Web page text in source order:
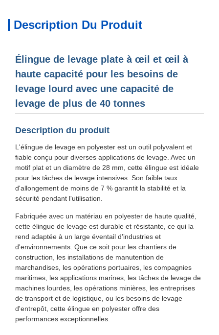
Description Du Produit
Élingue de levage plate à œil et œil à
haute capacité pour les besoins de
levage lourd avec une capacité de
levage de plus de 40 tonnes
Description du produit
L'élingue de levage en polyester est un outil polyvalent et
fiable conçu pour diverses applications de levage. Avec un
motif plat et un diamètre de 28 mm, cette élingue est idéale
pour les tâches de levage intensives. Son faible taux
d'allongement de moins de 7 % garantit la stabilité et la
sécurité pendant l'utilisation.
Fabriquée avec un matériau en polyester de haute qualité,
cette élingue de levage est durable et résistante, ce qui la
rend adaptée à un large éventail d'industries et
d'environnements. Que ce soit pour les chantiers de
construction, les installations de manutention de
marchandises, les opérations portuaires, les compagnies
maritimes, les applications marines, les tâches de levage de
machines lourdes, les opérations minières, les entreprises
de transport et de logistique, ou les besoins de levage
d'entrepôt, cette élingue en polyester offre des
performances exceptionnelles.